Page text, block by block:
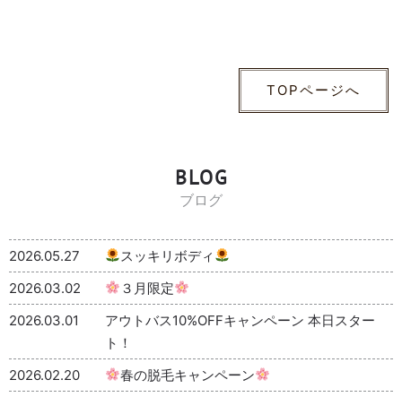
TOPページへ
BLOG
ブログ
2026.05.27
スッキリボディ
2026.03.02
３月限定
2026.03.01
アウトバス10%OFFキャンペーン 本日スター
ト！
2026.02.20
春の脱毛キャンペーン